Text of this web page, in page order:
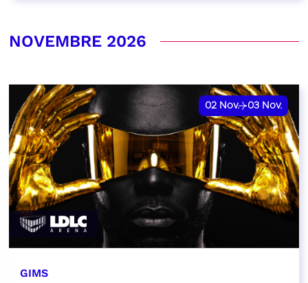
NOVEMBRE 2026
02 Nov. 03 Nov.
GIMS